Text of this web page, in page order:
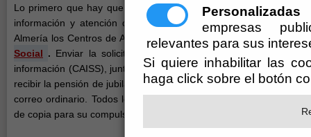
Personalizadas
empresas
relevantes para sus
Si quiere inhabilitar las
haga click sobre el botón
Lo primero que hay que hacer para solicitar la pensión por
información y atención de la Seguridad Social (CAISS) que
Almería los Centros de Atención e Información vienen indicados
Social . Enviar la solicitud por correo o llevarla
información (CAISS), junto con la documentación necesaria. Una
recibir la pensión de jubilación, usted, como interesado, recibirá
correo ordinario. Todos los documentos deben ser presentados
de copia para su compulsa, o en fotocopia ya compulsada.